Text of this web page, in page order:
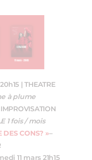
| THEATRE
à plume
1 fois / mois
CONS? »–
11 mars 21h15